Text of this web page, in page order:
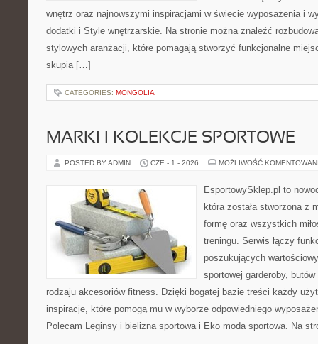
wnętrz oraz najnowszymi inspiracjami w świecie wyposażenia i
dodatki i Style wnętrzarskie. Na stronie można znaleźć
stylowych aranżacji, które pomagają stworzyć funkcjonalne
skupia […]
CATEGORIES: MONGOLIA
MARKI I KOLEKCJE SPORTOWE
POSTED BY ADMIN CZE - 1 - 2026 MOŻLIWOŚĆ
EsportowySklep.pl to
która została stworzona z
formę oraz wszystkich
treningu. Serwis łączy
poszukujących
sportowej garderoby,
rodzaju akcesoriów fitness. Dzięki bogatej bazie treści każdy
inspiracje, które pomogą mu w wyborze odpowiedniego
Polecam Leginsy i bielizna sportowa i Eko moda sportowa. Na